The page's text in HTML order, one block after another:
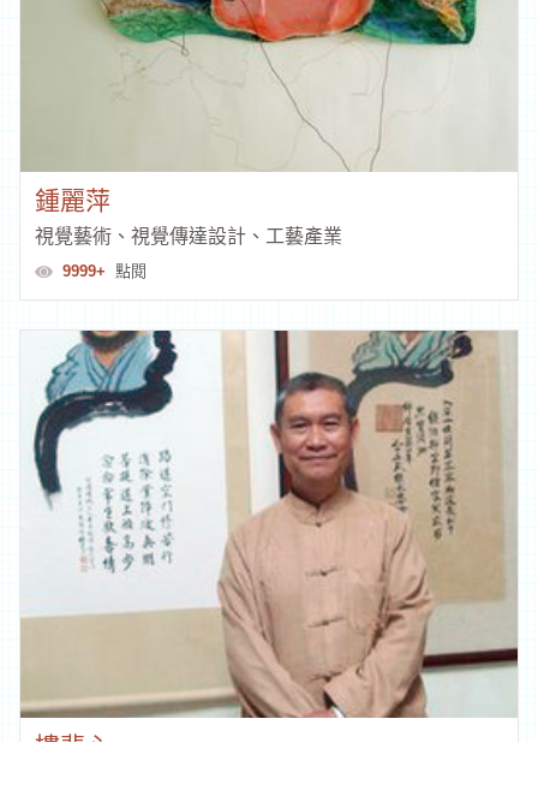
熱門文創人才
鍾麗萍
視覺藝術、視覺傳達設計、工藝產業
9999+ 點閱